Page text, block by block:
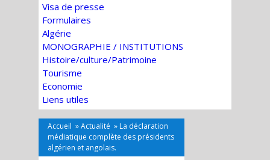
Visa de presse
Formulaires
Algérie
MONOGRAPHIE / INSTITUTIONS
Histoire/culture/Patrimoine
Tourisme
Economie
Liens utiles
Accueil »Actualité » La déclaration
médiatique complète des présidents
algérien et angolais.